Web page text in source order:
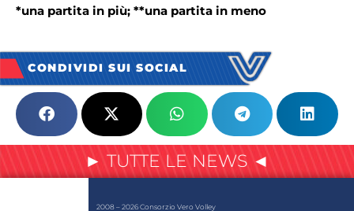
*una partita in più; **una partita in meno
CONDIVIDI SUI SOCIAL
► TUTTE LE NEWS ◄
2008 – 2026 Consorzio Vero Volley